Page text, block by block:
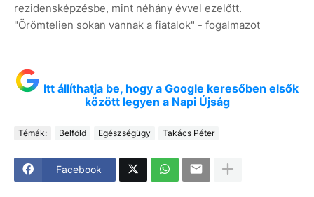
rezidensképzésbe, mint néhány évvel ezelőtt.
"Örömtelien sokan vannak a fiatalok" - fogalmazot
Itt állíthatja be, hogy a Google keresőben elsők
között legyen a Napi Újság
Témák: Belföld Egészségügy Takács Péter
Facebook